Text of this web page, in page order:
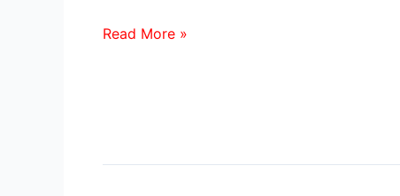
El
Maestros
Read More »